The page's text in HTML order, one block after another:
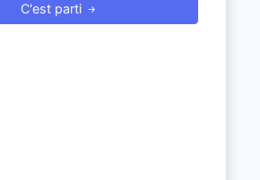
C'est parti